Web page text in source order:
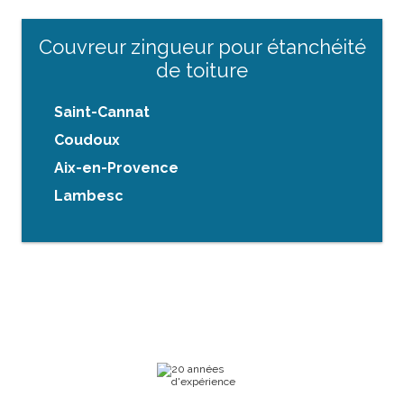
Couvreur zingueur pour étanchéité
de toiture
Saint-Cannat
Coudoux
Aix-en-Provence
Lambesc